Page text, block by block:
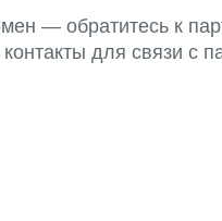
— обратитесь к
для связи с